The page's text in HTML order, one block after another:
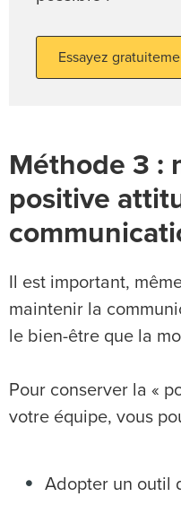
Essayez
Méthode 3 :
positive
Il est important,
maintenir la
le bien-être que la
Pour conserver la «
votre équipe, vous
Adopter un outil